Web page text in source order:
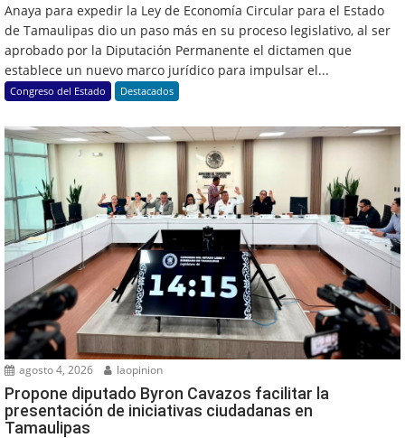
Anaya para expedir la Ley de Economía Circular para el Estado
de Tamaulipas dio un paso más en su proceso legislativo, al ser
aprobado por la Diputación Permanente el dictamen que
establece un nuevo marco jurídico para impulsar el...
Congreso del Estado Destacados
agosto 4, 2026 laopinion
Propone diputado Byron Cavazos facilitar la
presentación de iniciativas ciudadanas en
Tamaulipas